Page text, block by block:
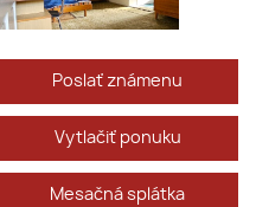
Poslať známenu
Vytlačiť ponuku
Mesačná splátka